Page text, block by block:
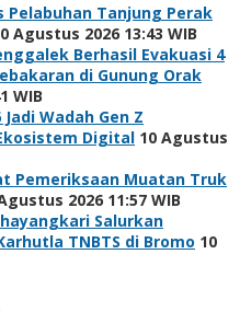
Pelabuhan Tanjung Perak
Agustus 2026 13:43 WIB
Berhasil Evakuasi 4
di Gunung Orak
WIB
Wadah Gen Z
Digital 10 Agustus
Pemeriksaan Muatan Truk
2026 11:57 WIB
Salurkan
TNBTS di Bromo 10